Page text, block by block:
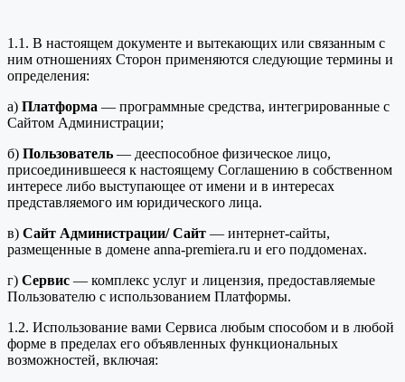
1.1. В настоящем документе и вытекающих или связанным с
ним отношениях Сторон применяются следующие термины и
определения:
а) Платформа — программные средства, интегрированные с
Сайтом Администрации;
б) Пользователь — дееспособное физическое лицо,
присоединившееся к настоящему Соглашению в собственном
интересе либо выступающее от имени и в интересах
представляемого им юридического лица.
в) Сайт Администрации/ Сайт — интернет-сайты,
размещенные в домене anna-premiera.ru и его поддоменах.
г) Сервис — комплекс услуг и лицензия, предоставляемые
Пользователю с использованием Платформы.
1.2. Использование вами Сервиса любым способом и в любой
форме в пределах его объявленных функциональных
возможностей, включая: